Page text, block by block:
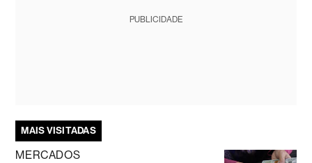
PUBLICIDADE
MAIS VISITADAS
MERCADOS